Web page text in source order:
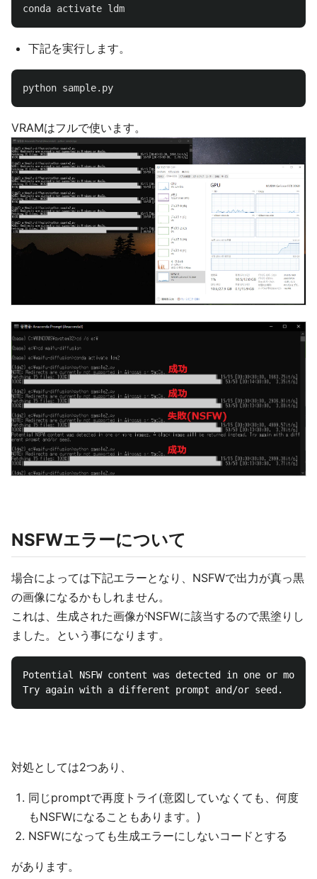
conda activate ldm
下記を実行します。
python sample. py
VRAMはフルで使います。
NSFWエラーについて
場合によっては下記エラーとなり、NSFWで出力が真っ黒
の画像になるかもしれません。
これは、生成された画像がNSFWに該当するので黒塗りし
ました。という事になります。
Potential NSFW content was detected in one or
対処としては2つあり、
同じpromptで再度トライ(意図していなくても、何度
もNSFWになることもあります。)
NSFWになっても生成エラーにしないコードとする
があります。